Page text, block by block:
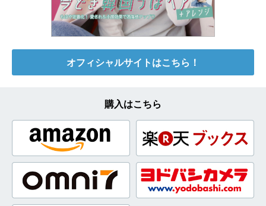
オフィシャルサイトはこちら！
購入はこちら